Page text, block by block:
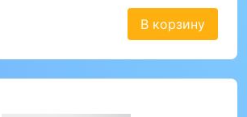
В корзину